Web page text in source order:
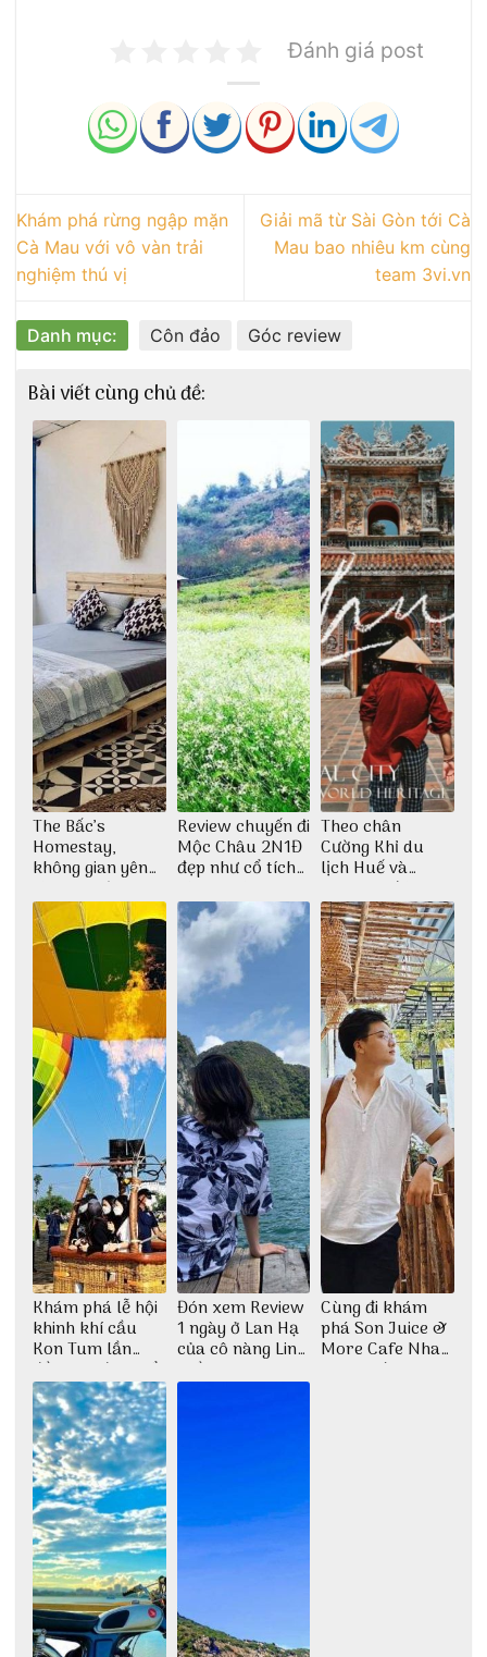
Đánh giá post
Khám phá rừng ngập mặn
Cà Mau với vô vàn trải
nghiệm thú vị
Giải mã từ Sài Gòn tới Cà
Mau bao nhiêu km cùng
team 3vi.vn
Danh mục: Côn đảo Góc review
Bài viết cùng chủ đề:
The Bấc’s
Homestay,
không gian yên
bình tại Hòn Sơn
Review chuyến đi
Mộc Châu 2N1Đ
đẹp như cổ tích
Thu Hà
Theo chân
Cường Khỉ du
lịch Huế và
check-in đúng
những góc chụp
đẹp
Khám phá lễ hội
khinh khí cầu
Kon Tum lần
đầu tiên được tổ
chức
Đón xem Review
1 ngày ở Lan Hạ
của cô nàng Linh
Trần
Cùng đi khám
phá Son Juice &
More Cafe Nha
Trang với anh